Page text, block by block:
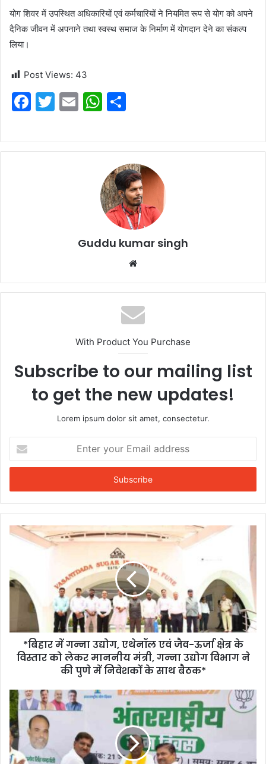
योग शिवर में उपस्थित अधिकारियों एवं कर्मचारियों ने नियमित रूप से योग को अपने
दैनिक जीवन में अपनाने तथा स्वस्थ समाज के निर्माण में योगदान देने का संकल्प
लिया।
Post Views: 43
F
c
e
T
itt
er
E
ai
l
W
at
s
A
p
p
ar
e
Guddu kumar singh
Website
With Product You Purchase
Subscribe to our mailing list
to get the new updates!
Lorem ipsum dolor sit amet, consectetur.
your
Email
*बिहार में गन्ना उद्योग, एथेनॉल एवं जैव-ऊर्जा क्षेत्र के
विस्तार को लेकर माननीय मंत्री, गन्ना उद्योग विभाग ने
की पुणे में निवेशकों के साथ बैठक*